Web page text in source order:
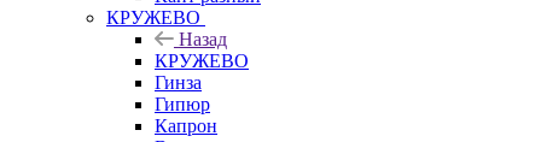
КРУЖЕВО
Назад
КРУЖЕВО
Гинза
Гипюр
Капрон